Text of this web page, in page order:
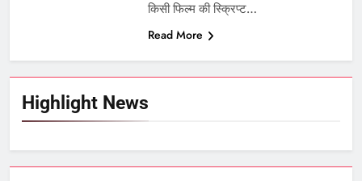
Highlight News
किसी फिल्म की स्क्रिप्ट…
Read More